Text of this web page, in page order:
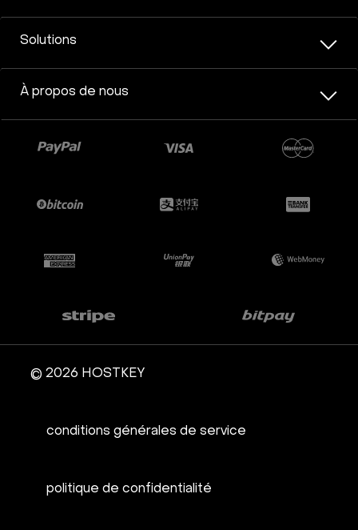
Solutions
À propos de nous
© 2026 HOSTKEY
conditions générales de service
politique de confidentialité